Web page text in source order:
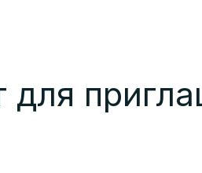
для